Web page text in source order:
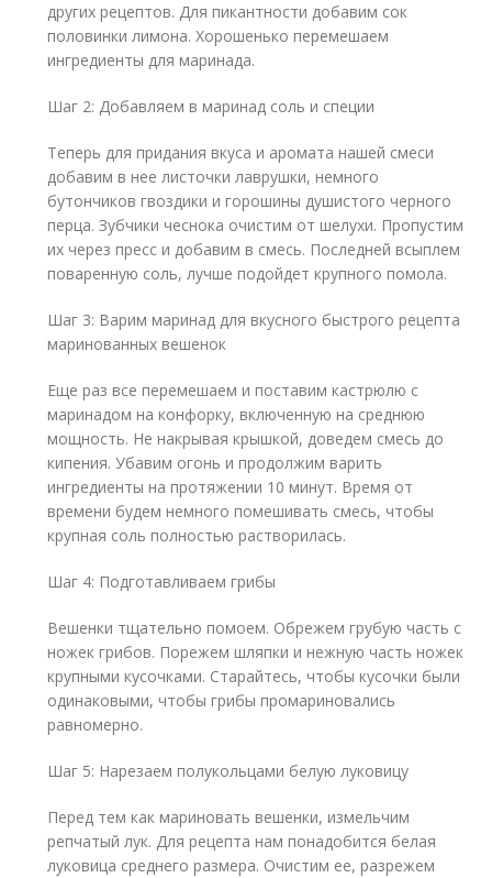
других рецептов. Для пикантности добавим сок
половинки лимона. Хорошенько перемешаем
ингредиенты для маринада.
Шаг 2: Добавляем в маринад соль и специи
Теперь для придания вкуса и аромата нашей смеси
добавим в нее листочки лаврушки, немного
бутончиков гвоздики и горошины душистого черного
перца. Зубчики чеснока очистим от шелухи. Пропустим
их через пресс и добавим в смесь. Последней всыплем
поваренную соль, лучше подойдет крупного помола.
Шаг 3: Варим маринад для вкусного быстрого рецепта
маринованных вешенок
Еще раз все перемешаем и поставим кастрюлю с
маринадом на конфорку, включенную на среднюю
мощность. Не накрывая крышкой, доведем смесь до
кипения. Убавим огонь и продолжим варить
ингредиенты на протяжении 10 минут. Время от
времени будем немного помешивать смесь, чтобы
крупная соль полностью растворилась.
Шаг 4: Подготавливаем грибы
Вешенки тщательно помоем. Обрежем грубую часть с
ножек грибов. Порежем шляпки и нежную часть ножек
крупными кусочками. Старайтесь, чтобы кусочки были
одинаковыми, чтобы грибы промариновались
равномерно.
Шаг 5: Нарезаем полукольцами белую луковицу
Перед тем как мариновать вешенки, измельчим
репчатый лук. Для рецепта нам понадобится белая
луковица среднего размера. Очистим ее, разрежем